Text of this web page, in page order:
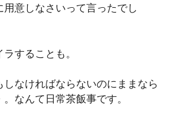
用意しなさいって言ったでし
することも。
しなければならないのにままなら
なんて日常茶飯事です。